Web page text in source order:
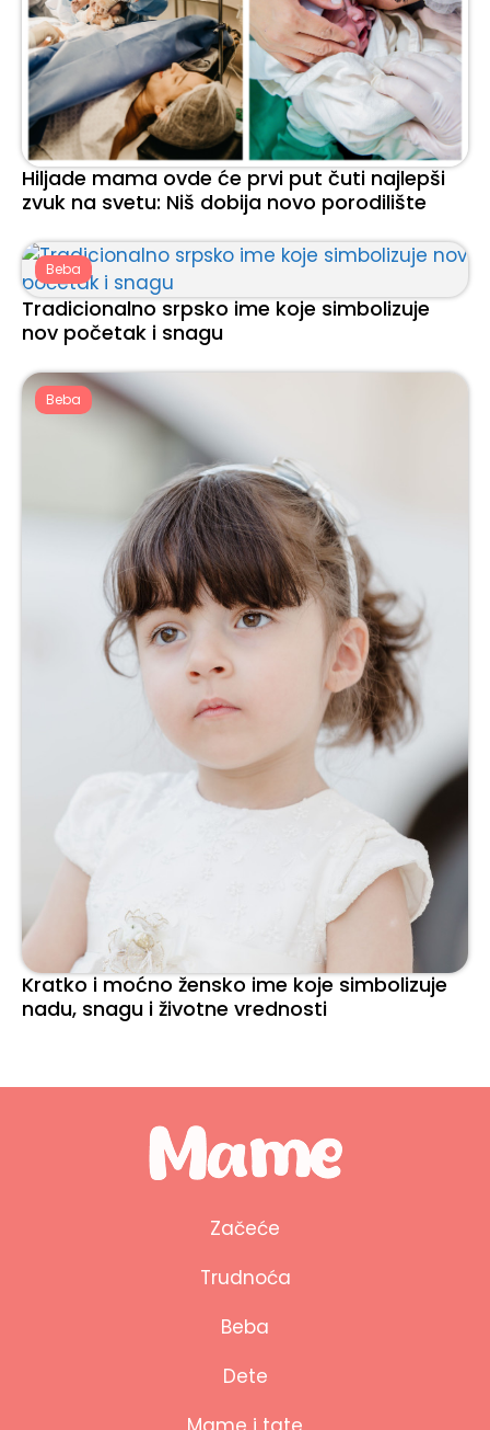
Hiljade mama ovde će prvi put čuti najlepši
zvuk na svetu: Niš dobija novo porodilište
Beba
Tradicionalno srpsko ime koje simbolizuje
nov početak i snagu
Beba
Kratko i moćno žensko ime koje simbolizuje
nadu, snagu i životne vrednosti
Začeće
Trudnoća
Beba
Dete